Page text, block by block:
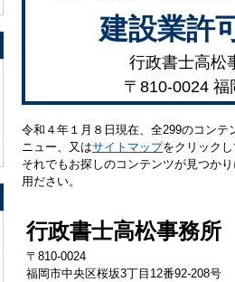
建設業許
行政書士高松
〒810-0024
令和４年１月８日現在、全299のコン
ニュー、又はサイトマップをクリック
それでもお探しのコンテンツが見つか
用ださい。
行政書士高松事務所
〒810-0024
福岡市中央区桜坂3丁目12番92-208号